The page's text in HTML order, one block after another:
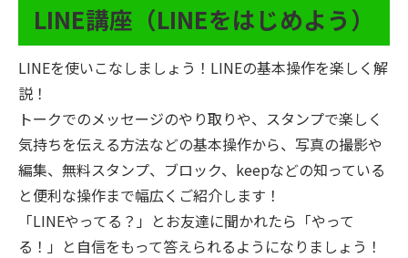
LINE講座（LINEをはじめよう）
LINEを使いこなしましょう！LINEの基本操作を楽しく解
説！
トークでのメッセージのやり取りや、スタンプで楽しく
気持ちを伝える方法などの基本操作から、写真の撮影や
編集、無料スタンプ、ブロック、keepなどの知っている
と便利な操作まで幅広くご紹介します！
「LINEやってる？」とお友達に聞かれたら「やって
る！」と自信をもって答えられるようになりましょう！